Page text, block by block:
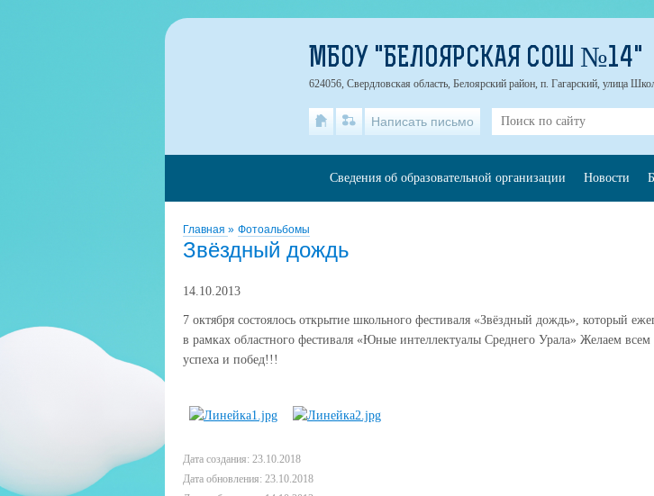
Главная » Фотоальбомы
Звёздный дождь
14.10.2013
7 октября состоялось открытие школьного фестиваля «Звёздный дождь», который
в рамках областного фестиваля «Юные интеллектуалы Среднего Урала» Желаем всем
успеха и побед!!!
Дата создания: 23.10.2018
Дата обновления: 23.10.2018
МБОУ "БЕЛОЯРСКАЯ СОШ №14"
624056, Свердловская область, Белоярский район, п. Гагарский, улица
Написать письмо
Сведения об образовательной организации Новости